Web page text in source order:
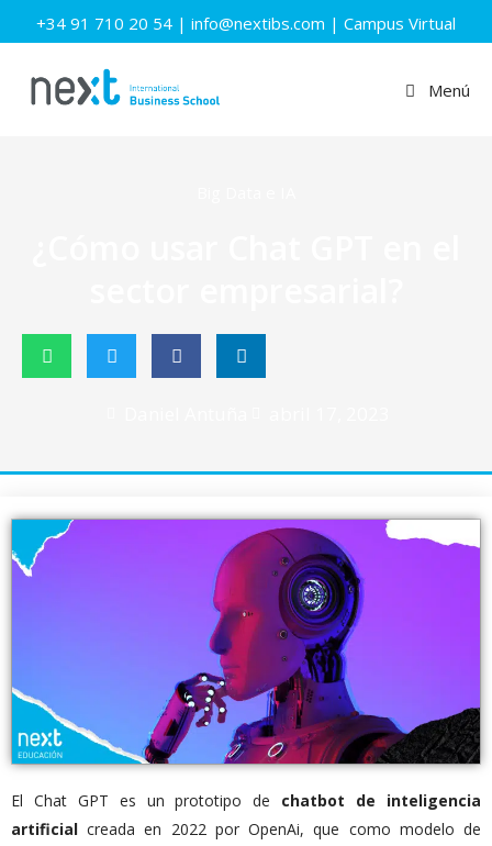
+34 91 710 20 54 | info@nextibs.com | Campus Virtual
Menú
El Chat GPT es un prototipo de chatbot de inteligencia
artificial creada en 2022 por OpenAi, que como modelo de